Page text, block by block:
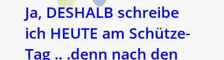
Ja, DESHALB schreibe
ich HEUTE am Schütze-
Tag .. .denn nach den